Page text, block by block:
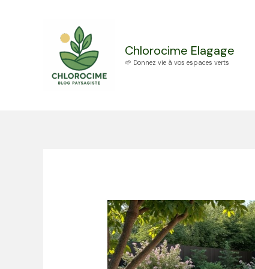
Chlorocime Elagage
🌱 Donnez vie à vos espaces verts